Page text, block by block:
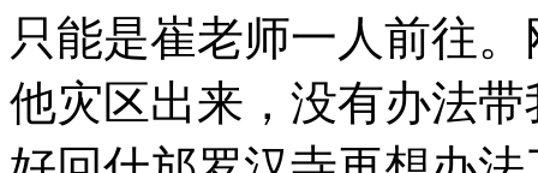
只能是崔老师一人前往
他灾区出来，没有办法